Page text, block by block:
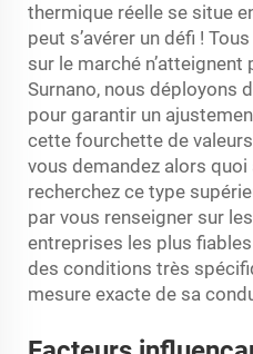
thermique réelle se situe
peut s’avérer un défi !
sur le marché n’atteignent
Surnano, nous déployons
pour garantir un
cette fourchette de
vous demandez alors
recherchez ce type
par vous renseigner sur
entreprises les plus
des conditions très
mesure exacte de sa